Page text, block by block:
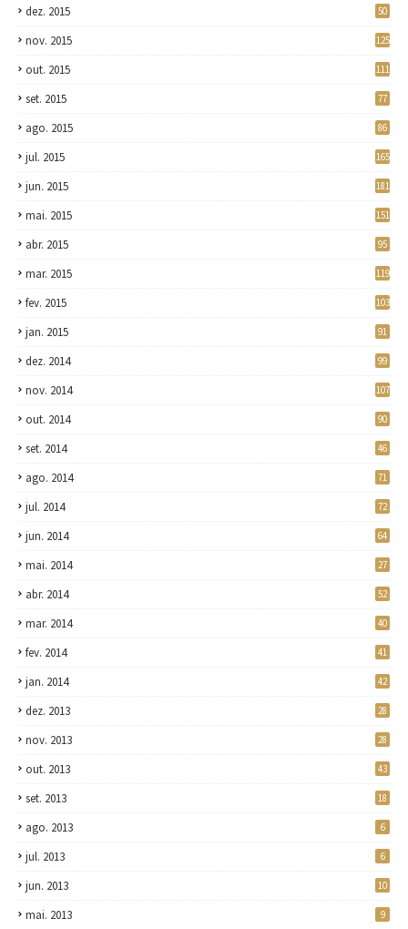
dez. 2015 50
nov. 2015 125
out. 2015 111
set. 2015 77
ago. 2015 86
jul. 2015 165
jun. 2015 181
mai. 2015 151
abr. 2015 95
mar. 2015 119
fev. 2015 103
jan. 2015 91
dez. 2014 99
nov. 2014 107
out. 2014 90
set. 2014 46
ago. 2014 71
jul. 2014 72
jun. 2014 64
mai. 2014 27
abr. 2014 52
mar. 2014 40
fev. 2014 41
jan. 2014 42
dez. 2013 28
nov. 2013 28
out. 2013 43
set. 2013 18
ago. 2013 6
jul. 2013 6
jun. 2013 10
mai. 2013 9